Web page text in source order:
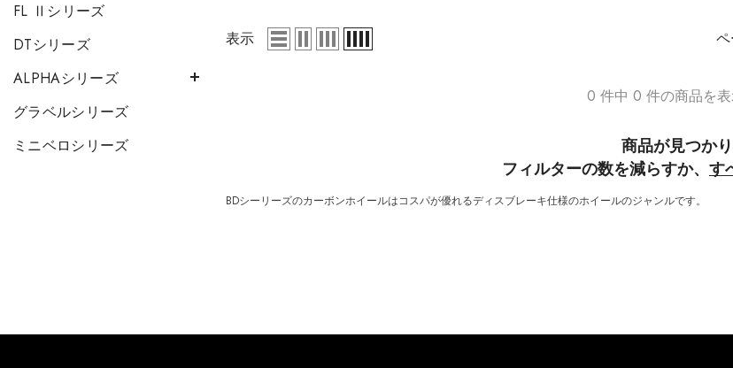
FL Ⅱシリーズ
DTシリーズ
ALPHAシリーズ
グラベルシリーズ
ミニベロシリーズ
表示
0 件中 0 件の商品を
商品が見つか
フィルターの数を減らすか、 す
BDシーリーズのカーボンホイールはコスパが優れるディスブレーキ仕様のホイールのジャンルです。